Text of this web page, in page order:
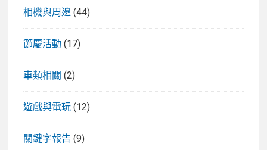
相機與周邊 (44)
節慶活動 (17)
車類相關 (2)
遊戲與電玩 (12)
關鍵字報告 (9)